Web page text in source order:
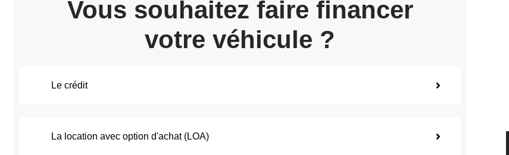
Vous souhaitez faire financer
votre véhicule ?
Le crédit
La location avec option d'achat (LOA)